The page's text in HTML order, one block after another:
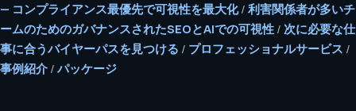
— コンプライアンス最優先で可視性を最大化/ 利害関係者が多いチ
ームのためのガバナンスされたSEOとAIでの可視性 / 次に必要な仕
事に合うバイヤーパスを見つける / プロフェッショナルサービス /
事例紹介 / パッケージ